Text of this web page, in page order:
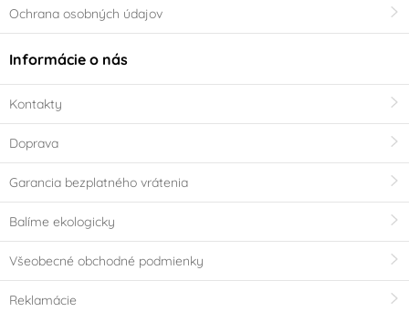
Ochrana osobných údajov
Informácie o nás
Kontakty
Doprava
Garancia bezplatného vrátenia
Balíme ekologicky
Všeobecné obchodné podmienky
Reklamácie